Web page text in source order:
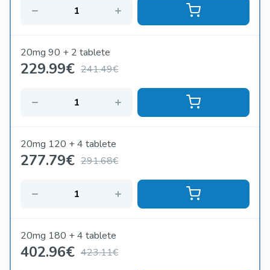
20mg 90 + 2 tablete
229.99€ 241.49€
20mg 120 + 4 tablete
277.79€ 291.68€
20mg 180 + 4 tablete
402.96€ 423.11€